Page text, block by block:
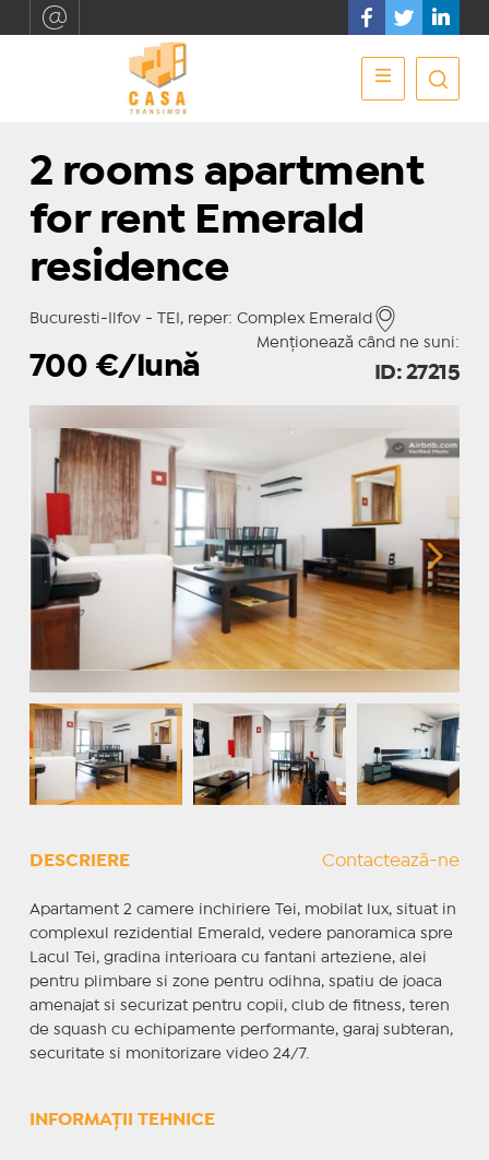
2 rooms apartment
for rent Emerald
residence
Bucuresti-Ilfov - TEI, reper: Complex Emerald
Menționează când ne suni:
700 €/lună ID: 27215
DESCRIERE Contactează-ne
Apartament 2 camere inchiriere Tei, mobilat lux, situat in
complexul rezidential Emerald, vedere panoramica spre
Lacul Tei, gradina interioara cu fantani arteziene, alei
pentru plimbare si zone pentru odihna, spatiu de joaca
amenajat si securizat pentru copii, club de fitness, teren
de squash cu echipamente performante, garaj subteran,
securitate si monitorizare video 24/7.
INFORMAȚII TEHNICE